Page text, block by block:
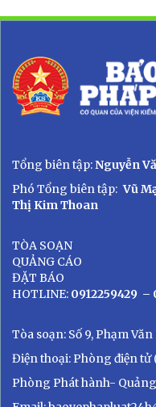
Tổng biên tập:Nguyễn
Phó Tổng biên tập:Vũ
Thị Kim Thoan
TÒA SOẠN
QUẢNG CÁO
ĐẶT BÁO
HOTLINE: 0912259429 –
Tòa soạn: Số 9, Phạm
Điện thoại: Phòng điện tử
Phòng Phát hành-